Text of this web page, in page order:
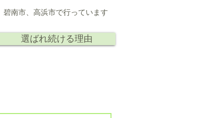
碧南市、高浜市で行っています
選ばれ続ける理由